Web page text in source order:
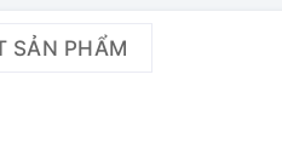
SẢN PHẨM